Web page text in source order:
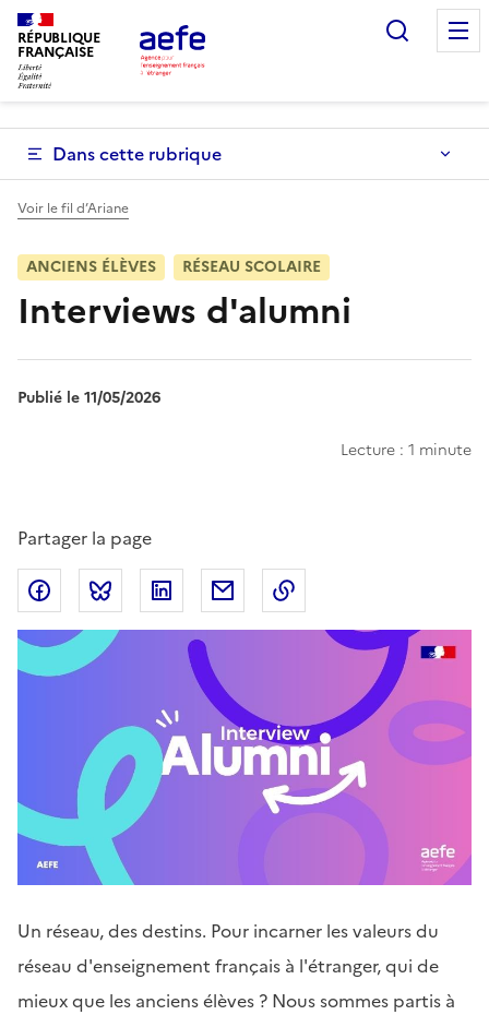
Aller
au
contenu
principal
RÉPUBLIQUE
FRANÇAISE
Dans cette rubrique
Voir le fil d’Ariane
ANCIENS ÉLÈVES RÉSEAU SCOLAIRE
Interviews d'alumni
Publié le 11/05/2026
Lecture : 1 minute
Partager la page
Partager sur Facebook
Partager sur Bluesky
Partager sur LinkedIn
Partager par email
Un réseau, des destins. Pour incarner les valeurs du
réseau d'enseignement français à l'étranger, qui de
mieux que les anciens élèves ? Nous sommes partis à